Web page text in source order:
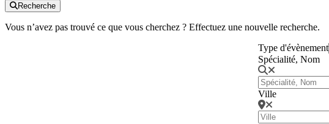
Recherche
Vous n’avez pas trouvé ce que vous cherchez ? Effectuez une nouvelle recherche.
Type d'évènement
Spécialité, Nom
Ville